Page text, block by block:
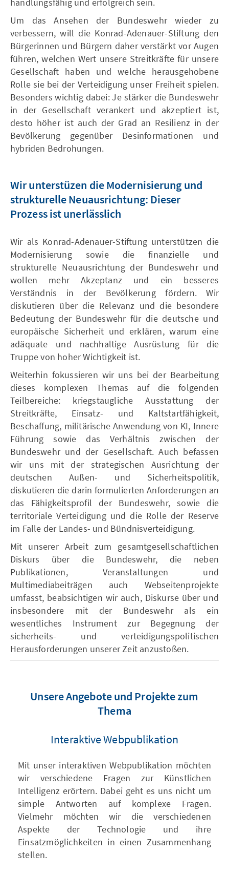
Um das Ansehen der Bundeswehr wieder zu
verbessern, will die Konrad-Adenauer-Stiftung den
Bürgerinnen und Bürgern daher verstärkt vor Augen
führen, welchen Wert unsere Streitkräfte für unsere
Gesellschaft haben und welche herausgehobene
Rolle sie bei der Verteidigung unser Freiheit spielen.
Besonders wichtig dabei: Je stärker die Bundeswehr
in der Gesellschaft verankert und akzeptiert ist,
desto höher ist auch der Grad an Resilienz in der
Bevölkerung gegenüber Desinformationen und
hybriden Bedrohungen.
Wir unterstüzen die Modernisierung und
strukturelle Neuausrichtung: Dieser
Prozess ist unerlässlich
Wir als Konrad-Adenauer-Stiftung unterstützen die
Modernisierung sowie die finanzielle und
strukturelle Neuausrichtung der Bundeswehr und
wollen mehr Akzeptanz und ein besseres
Verständnis in der Bevölkerung fördern. Wir
diskutieren über die Relevanz und die besondere
Bedeutung der Bundeswehr für die deutsche und
europäische Sicherheit und erklären, warum eine
adäquate und nachhaltige Ausrüstung für die
Truppe von hoher Wichtigkeit ist.
Weiterhin fokussieren wir uns bei der Bearbeitung
dieses komplexen Themas auf die folgenden
Teilbereiche: kriegstaugliche Ausstattung der
Streitkräfte, Einsatz- und Kaltstartfähigkeit,
Beschaffung, militärische Anwendung von KI, Innere
Führung sowie das Verhältnis zwischen der
Bundeswehr und der Gesellschaft. Auch befassen
wir uns mit der strategischen Ausrichtung der
deutschen Außen- und Sicherheitspolitik,
diskutieren die darin formulierten Anforderungen an
das Fähigkeitsprofil der Bundeswehr, sowie die
territoriale Verteidigung und die Rolle der Reserve
im Falle der Landes- und Bündnisverteidigung.
Mit unserer Arbeit zum gesamtgesellschaftlichen
Diskurs über die Bundeswehr, die neben
Publikationen, Veranstaltungen und
Multimediabeiträgen auch Webseitenprojekte
umfasst, beabsichtigen wir auch, Diskurse über und
insbesondere mit der Bundeswehr als ein
wesentliches Instrument zur Begegnung der
sicherheits- und verteidigungspolitischen
Herausforderungen unserer Zeit anzustoßen.
Unsere Angebote und Projekte zum
Thema
Interaktive Webpublikation
Mit unser interaktiven Webpublikation möchten
wir verschiedene Fragen zur Künstlichen
Intelligenz erörtern. Dabei geht es uns nicht um
simple Antworten auf komplexe Fragen.
Vielmehr möchten wir die verschiedenen
Aspekte der Technologie und ihre
Einsatzmöglichkeiten in einen Zusammenhang
stellen.